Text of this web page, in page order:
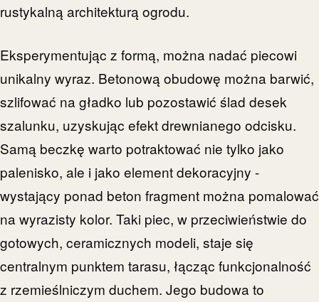
rustykalną architekturą ogrodu.
Eksperymentując z formą, można nadać piecowi
unikalny wyraz. Betonową obudowę można barwić,
szlifować na gładko lub pozostawić ślad desek
szalunku, uzyskując efekt drewnianego odcisku.
Samą beczkę warto potraktować nie tylko jako
palenisko, ale i jako element dekoracyjny -
wystający ponad beton fragment można pomalować
na wyrazisty kolor. Taki piec, w przeciwieństwie do
gotowych, ceramicznych modeli, staje się
centralnym punktem tarasu, łącząc funkcjonalność
z rzemieślniczym duchem. Jego budowa to